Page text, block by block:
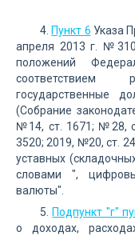
4. Пункт 6 Указа
апреля 2013 г.
положений
государственные
(Собрание
№14, ст. 1671; №28,
3520; 2019, №20, ст.
уставных
словами ",
валюты".
5.
Подпункт "г"
о доходах,